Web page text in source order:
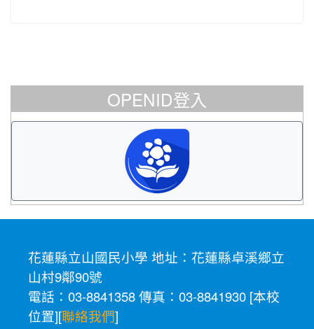
OPENID登入
花蓮縣立山國民小學 地址：花蓮縣卓溪鄉立
山村9鄰90號
電話：03-8841358 傳真：03-8841930 [本校
位置][聯絡我們]